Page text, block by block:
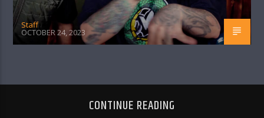
Staff
OCTOBER 24, 2023
CONTINUE READING